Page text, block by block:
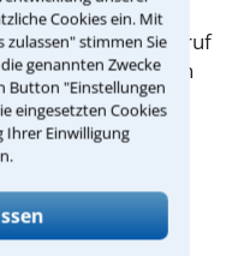
Cookies ein. Mit
stimmen Sie
genannten Zwecke
Button "Einstellungen
eingesetzten Cookies
Einwilligung
einen Rückruf
stellen wir Ihnen
der Sie das
können.
in